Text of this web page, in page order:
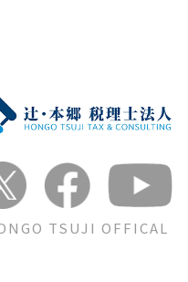
TSUJI OFFICAL